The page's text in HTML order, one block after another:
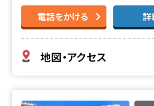
電話をかける 詳
地図・アクセス